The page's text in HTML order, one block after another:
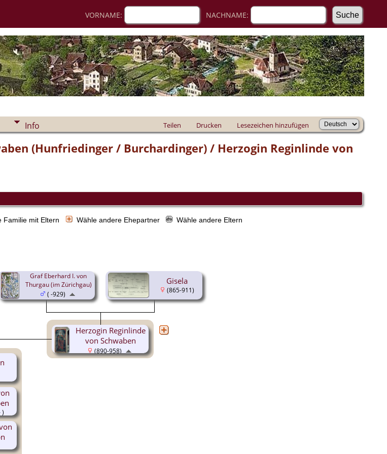
VORNAME: NACHNAME:
Info Teilen Drucken Lesezeichen hinzufügen
(Hunfriedinger / Burchardinger) / Herzogin Reginlinde von
Familie mit Eltern Wähle andere Ehepartner Wähle andere Eltern
Graf Eberhard I. von
Thurgau (im Zürichgau)
( -929)
Gisela
(865-911)
Herzogin Reginlinde
von Schwaben
(890-958)
)